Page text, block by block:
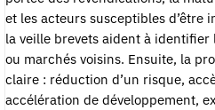
et les acteurs susceptibles d’être
la veille brevets aident à
ou marchés voisins. Ensuite, la
claire : réduction d’un risque,
accélération de développement,